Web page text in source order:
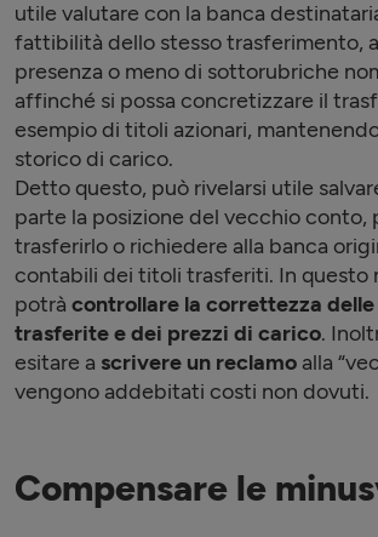
utile valutare con la banca
fattibilità dello stesso trasferimento,
presenza o meno di sottorubriche
affinché si possa concretizzare il
esempio di titoli azionari,
storico di carico.
Detto questo, può rivelarsi utile
parte la posizione del vecchio conto,
trasferirlo o richiedere alla banca
contabili dei titoli trasferiti. In questo
potrà controllare la correttezza
trasferite e dei prezzi di carico.
esitare a scrivere un reclamo alla
vengono addebitati costi non dovuti.
Compensare le